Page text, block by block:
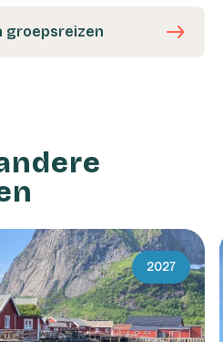
east
groepsreizen
2027